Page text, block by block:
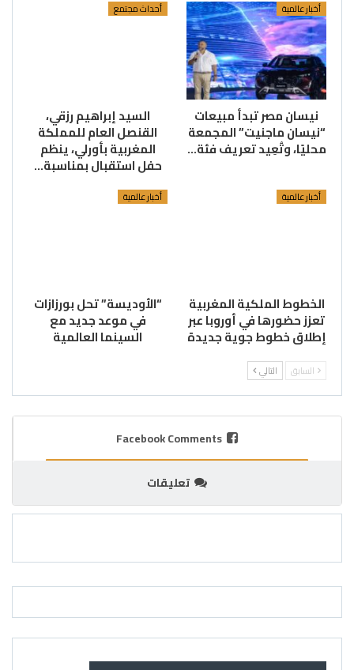
أخبار عالمية
نيسان مصر تبدأ مبيعات
“نيسان ماجنيت” المجمعة
محليًا، وتُعِيد تعريف فئة…
أحداث مجتمع
السيد إبراهيم رزقي،
القنصل العام للمملكة
المغربية بأورلي، ينظم
حفل استقبال بمناسبة…
أخبار عالمية
الخطوط الملكية المغربية
تعزز حضورها في أوروبا عبر
إطلاق خطوط جوية جديدة
أخبار عالمية
“الأوديسة” تحل بورزازات
في موعد جديد مع
السينما العالمية
السابق التالي
Facebook Comments
تعليقات